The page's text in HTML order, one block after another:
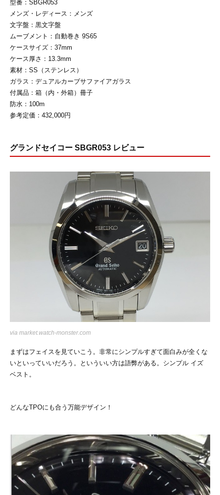
型番：SBGR053
メンズ・レディース：メンズ
文字盤：黒文字盤
ムーブメント：自動巻き 9S65
ケースサイズ：37mm
ケース厚さ：13.3mm
素材：SS（ステンレス）
ガラス：デュアルカーブサファイアガラス
付属品：箱（内・外箱）冊子
防水：100m
参考定価：432,000円
グランドセイコー SBGR053 レビュー
via market.watch-monster.com
まずはフェイスを見ていこう。非常にシンプルすぎて面白みが全くな
いといっていいだろう。といういい方は語弊がある。シンプル イズ
ベスト。
どんなTPOにも合う万能デザイン！